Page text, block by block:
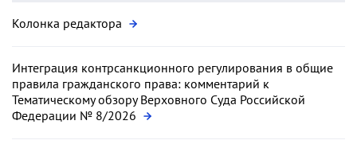
Колонка редактора
Интеграция контрсанкционного регулирования в общие
правила гражданского права: комментарий к
Тематическому обзору Верховного Суда Российской
Федерации № 8/2026